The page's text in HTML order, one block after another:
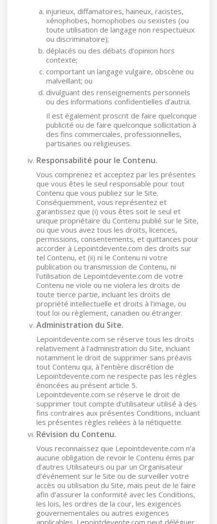
injurieux, diffamatoires, haineux, racistes,
xénophobes, homophobes ou sexistes (ou
toute utilisation de langage non respectueux
ou discriminatoire);
déplacés ou des débats d’opinion hors
contexte;
comportant un langage vulgaire, obscène ou
malveillant; ou
divulguant des renseignements personnels
ou des informations confidentielles d’autrui.
Il est également proscrit de faire quelconque
publicité ou de faire quelconque sollicitation à
des fins commerciales, professionnelles,
partisanes ou religieuses.
Responsabilité pour le Contenu.
Vous comprenez et acceptez par les présentes
que vous êtes le seul responsable pour tout
Contenu que vous publiez sur le Site.
Conséquemment, vous représentez et
garantissez que (i) vous êtes soit le seul et
unique propriétaire du Contenu publié sur le Site,
ou que vous avez tous les droits, licences,
permissions, consentements, et quittances pour
accorder à Lepointdevente.com des droits sur
tel Contenu, et (ii) ni le Contenu ni votre
publication ou transmission de Contenu, ni
l’utilisation de Lepointdevente.com de votre
Contenu ne viole ou ne violera les droits de
toute tierce partie, incluant les droits de
propriété intellectuelle et droits à l’image, ou
tout loi ou règlement, canadien ou étranger.
Administration du Site.
Lepointdevente.com se réserve tous les droits
relativement à l’administration du Site, incluant
notamment le droit de supprimer sans préavis
tout Contenu qui, à l’entière discrétion de
Lepointdevente.com ne respecte pas les règles
énoncées au présent article 5.
Lepointdevente.com se réserve le droit de
supprimer tout compte d’utilisateur utilisé à des
fins contraires aux présentes Conditions, incluant
les présentes règles reliées à la nétiquette.
Révision du Contenu.
Vous reconnaissez que Lepointdevente.com n’a
aucune obligation de revoir le Contenu émis par
d’autres Utilisateurs ou par un Organisateur
d’événement sur le Site ou de surveiller votre
accès ou utilisation du Site, mais peut de le faire
afin d’assurer la conformité avec les Conditions,
les lois, les ordres de la cour, les exigences
gouvernementales ou autres exigences